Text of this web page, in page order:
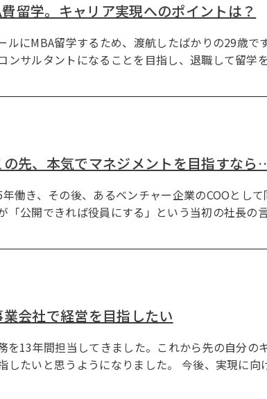
留学。キャリア実現へのポイントは？
ルにMBA留学するため、渡航したばかりの29歳
ンサルタントになることを目指し、退職して留学
先、本気でマネジメントを目指すなら
働き、その後、あるベンチャー企業のCOOとし
「公開できれば役員にする」という当初の社長の
会社で経営を目指したい
を13年間担当してきました。これから先の自分
したいと思うようになりました。 今後、実現に